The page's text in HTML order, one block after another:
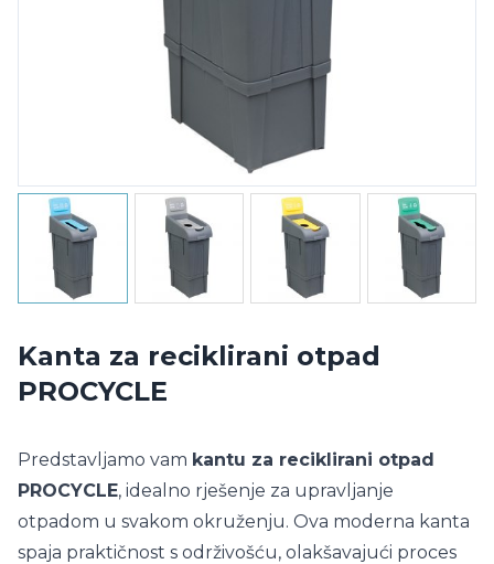
Kanta za reciklirani otpad
PROCYCLE
Predstavljamo vam kantu za reciklirani otpad
PROCYCLE, idealno rješenje za upravljanje
otpadom u svakom okruženju. Ova moderna kanta
spaja praktičnost s održivošću, olakšavajući proces